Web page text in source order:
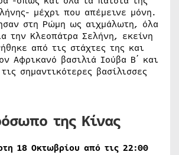
μέχρι που απέμεινε μόνη.
στη Ρώμη ως αιχμάλωτη, όλα
την Κλεοπάτρα Σελήνη, εκείνη
από τις στάχτες της και
Αφρικανό βασιλιά Ιούβα Β΄ και
σημαντικότερες βασίλισσες
της Κίνας
18 Οκτωβρίου από τις 22:00